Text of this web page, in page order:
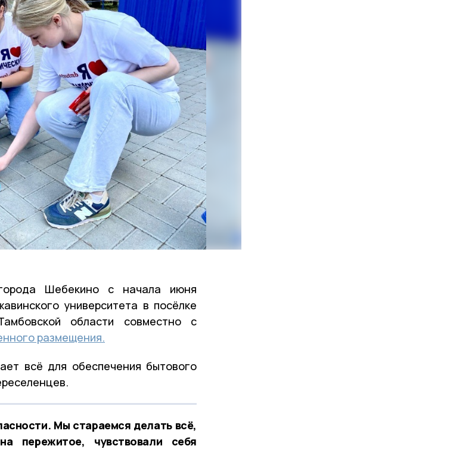
Шебекино с начала июня
университета в посёлке
области совместно с
размещения.
всё для обеспечения бытового
Мы стараемся делать всё,
пережитое, чувствовали себя